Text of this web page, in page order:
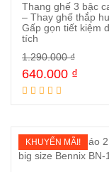
Thang ghế 3 bậc
– Thay ghế thắp
Gấp gọn tiết kiệm
tích
1.290.000₫
640.000 ₫
KHUYẾN MÃI!